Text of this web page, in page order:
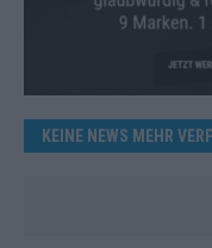
KEINE NEWS MEHR